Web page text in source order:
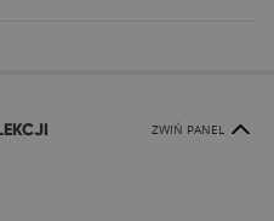
ZWIŃ PANEL